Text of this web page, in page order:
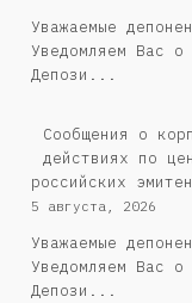
Уважаемые
Уведомляем Вас
Депози...
Cообщения о
действиях по
российских
5 августа, 2026
Уважаемые
Уведомляем Вас
Депози...